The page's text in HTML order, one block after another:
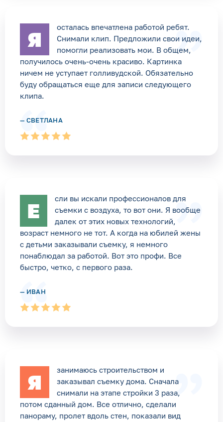
Я
осталась впечатлена работой ребят.
Снимали клип. Предложили свои идеи,
помогли реализовать мои. В общем,
получилось очень-очень красиво. Картинка
ничем не уступает голливудской. Обязательно
буду обращаться еще для записи следующего
клипа.
— СВЕТЛАНА
Е
сли вы искали профессионалов для
съемки с воздуха, то вот они. Я вообще
далек от этих новых технологий,
возраст немного не тот. А когда на юбилей жены
с детьми заказывали съемку, я немного
понаблюдал за работой. Вот это профи. Все
быстро, четко, с первого раза.
— ИВАН
Я
занимаюсь строительством и
заказывал съемку дома. Сначала
снимали на этапе стройки 3 раза,
потом сданный дом. Все отлично, сделали
панораму, пролет вдоль стен, показали вид